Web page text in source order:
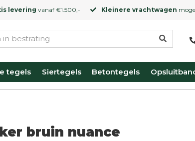
levering vanaf €1.500,- Kleinere vrachtwagen
tegels Siertegels Betontegels
bruin nuance